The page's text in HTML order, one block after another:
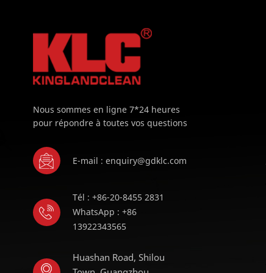
Nous sommes en ligne 7*24 heures
pour répondre à toutes vos questions
E-mail : enquiry@gdklc.com
Tél : +86-20-8455 2831
WhatsApp : +86
13922343565
Huashan Road, Shilou